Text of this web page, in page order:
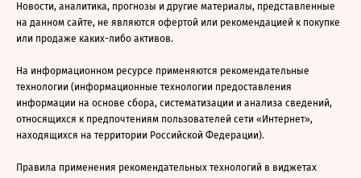
Новости, аналитика, прогнозы и другие материалы, представленные
на данном сайте, не являются офертой или рекомендацией к покупке
или продаже каких-либо активов.
На информационном ресурсе применяются рекомендательные
технологии (информационные технологии предоставления
информации на основе сбора, систематизации и анализа сведений,
относящихся к предпочтениям пользователей сети «Интернет»,
находящихся на территории Российской Федерации).
Правила применения рекомендательных технологий в виджетах